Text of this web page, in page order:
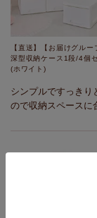
【直送】【お届けグルー
深型収納ケース1段/4個
(ホワイト)
シンプルですっきり
ので収納スペースに